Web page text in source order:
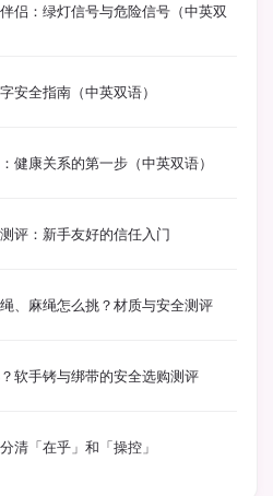
侣：绿灯信号与危险信号（中英双
安全指南（中英双语）
健康关系的第一步（中英双语）
评：新手友好的信任入门
、麻绳怎么挑？材质与安全测评
软手铐与绑带的安全选购测评
清「在乎」和「操控」